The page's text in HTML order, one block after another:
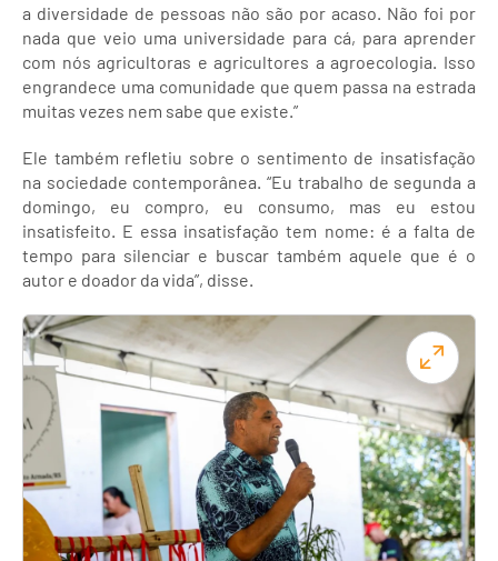
a diversidade de pessoas não são por acaso. Não foi por
nada que veio uma universidade para cá, para aprender
com nós agricultoras e agricultores a agroecologia. Isso
engrandece uma comunidade que quem passa na estrada
muitas vezes nem sabe que existe.”
Ele também refletiu sobre o sentimento de insatisfação
na sociedade contemporânea. “Eu trabalho de segunda a
domingo, eu compro, eu consumo, mas eu estou
insatisfeito. E essa insatisfação tem nome: é a falta de
tempo para silenciar e buscar também aquele que é o
autor e doador da vida”, disse.